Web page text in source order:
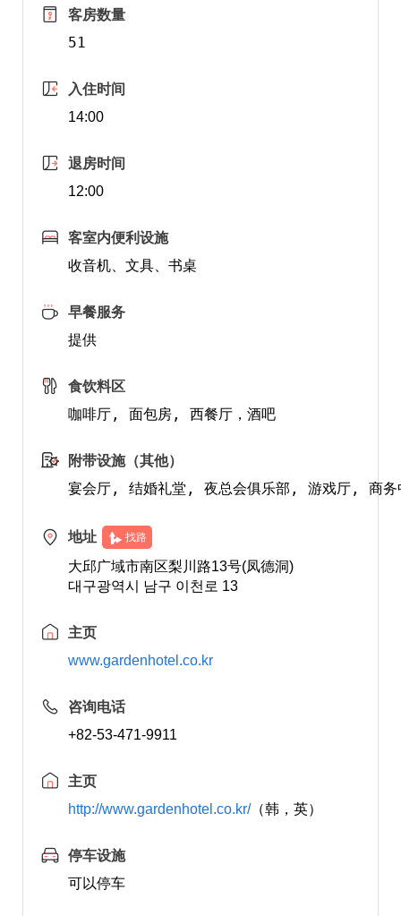
客房数量
51
入住时间
14:00
退房时间
12:00
客室内便利设施
收音机、文具、书桌
早餐服务
提供
食饮料区
咖啡厅, 面包房, 西餐厅，酒吧
附带设施（其他）
地址 找路
大邱广域市南区梨川路13号(凤德洞)
대구광역시 남구 이천로 13
主页
www.gardenhotel.co.kr
咨询电话
+82-53-471-9911
主页
http://www.gardenhotel.co.kr/（韩，英）
停车设施
可以停车